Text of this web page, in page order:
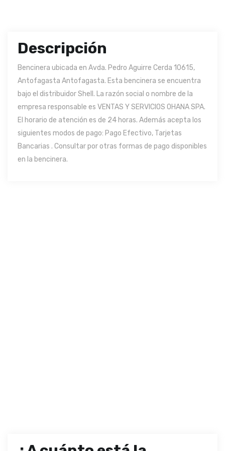
Descripción
Bencinera ubicada en Avda. Pedro Aguirre Cerda 10615,
Antofagasta Antofagasta. Esta bencinera se encuentra
bajo el distribuidor Shell. La razón social o nombre de la
empresa responsable es VENTAS Y SERVICIOS OHANA SPA.
El horario de atención es de 24 horas. Además acepta los
siguientes modos de pago: Pago Efectivo, Tarjetas
Bancarias . Consultar por otras formas de pago disponibles
en la bencinera.